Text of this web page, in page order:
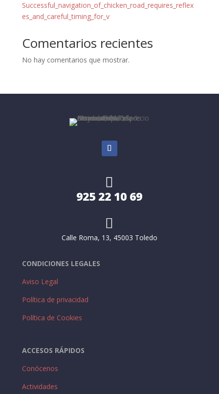
Successful_navigation_of_chicken_road_requires_reflex
es_and_careful_timing_for_v
Comentarios recientes
No hay comentarios que mostrar.

925 22 10 69

Calle Roma, 13, 45003 Toledo
CONDICIONES LEGALES
Aviso Legal
Política de privacidad
Política de Cookies
ACCESOS RÁPIDOS
Conócenos
Actividades